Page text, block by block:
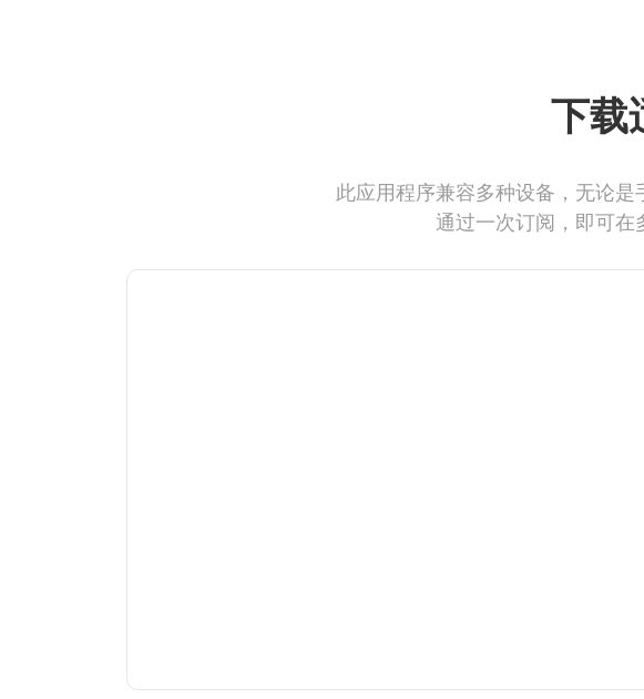
下载
此应用程序兼容多种设备，无论是
通过一次订阅，即可在